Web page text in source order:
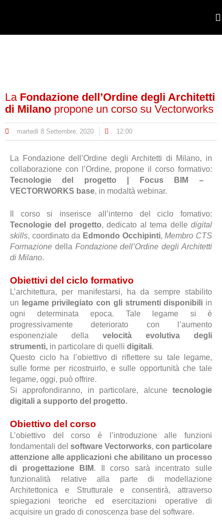
La Fondazione dell’Ordine degli Architetti
di Milano propone un corso su Vectorworks
martedì 8 Settembre, 2020 12:00
La Fondazione dell’Ordine degli Architetti di Milano, in
collaborazione con l’Ordine, propone il corso formativo:
Tecnologie del progetto | Focus BIM –
VECTORWORKS base, in modaltà webinar.
Il corso si inserisce all’interno del ciclo fomativo:
Tecnologie del progetto, dedicato al tema delledigital
skills, coordinato da Edmondo Occhipinti,Membro CTS
Formazione della Fondazione dell’Ordine degli Architetti
di Milano.
Obiettivi del ciclo formativo
L’architettura, per manifestarsi, ha da sempre stabilito
un
legame privilegiato con gli strumenti disponibili in
ogni determinata epoca. Tale legame si è
progressivamente deteriorato con l’aumento
esponenziale della velocità evolutiva degli
strumenti, in particolare di quelli digitali.
Questo ciclo ha l’obiettivo di riflettere su tale legame,
sulle forme per ricostruirlo, e sulle opportunità che tale
legame, oggi, può offrire.
Si approfondiranno, in particolare, alcune tecnologie
digitali a supporto del progetto.
Obiettivo del corso
L’obiettivo del corso è l’introduzione alle funzioni
fondamentali del software Vectorworks, con particolare
attenzione alle applicazioni che abilitano un processo
di progettazione BIM. Il corso sarà incentrato sulle
funzionalità relative alla parte di modellazione
Architettonica e Strutturale e consentirà, attraverso
spiegazioni teoriche ed esercitazioni operative di
acquisire un grado di conoscenza base del software.